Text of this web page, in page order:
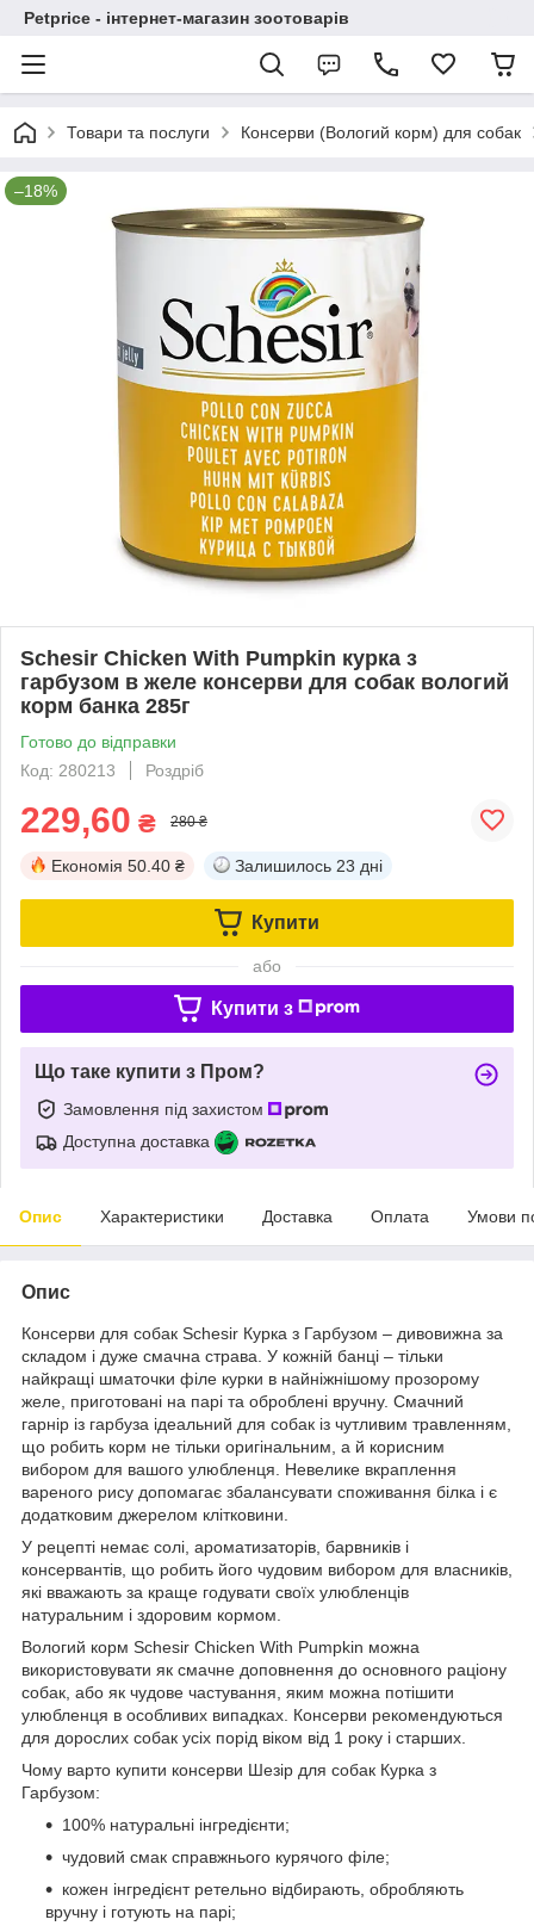
Petprice - інтернет-магазин зоотоварів
Товари та послуги Консерви (Вологий корм) для собак
–18%
Schesir Chicken With Pumpkin курка з
гарбузом в желе консерви для собак вологий
корм банка 285г
Готово до відправки
Код: 280213
Роздріб
229,60 ₴ 280 ₴
Економія 50.40 ₴ Залишилось 23 дні
Купити
або
Купити з
Що таке купити з Пром?
Замовлення під захистом
Доступна доставка
Опис Характеристики Доставка Оплата Умови
Опис
Консерви для собак Schesir Курка з Гарбузом – дивовижна за
складом і дуже смачна страва. У кожній банці – тільки
найкращі шматочки філе курки в найніжнішому прозорому
желе, приготовані на парі та оброблені вручну. Смачний
гарнір із гарбуза ідеальний для собак із чутливим травленням,
що робить корм не тільки оригінальним, а й корисним
вибором для вашого улюбленця. Невелике вкраплення
вареного рису допомагає збалансувати споживання білка і є
додатковим джерелом клітковини.
У рецепті немає солі, ароматизаторів, барвників і
консервантів, що робить його чудовим вибором для власників,
які вважають за краще годувати своїх улюбленців
натуральним і здоровим кормом.
Вологий корм Schesir Chicken With Pumpkin можна
використовувати як смачне доповнення до основного раціону
собак, або як чудове частування, яким можна потішити
улюбленця в особливих випадках. Консерви рекомендуються
для дорослих собак усіх порід віком від 1 року і старших.
Чому варто купити консерви Шезір для собак Курка з
Гарбузом:
100% натуральні інгредієнти;
чудовий смак справжнього курячого філе;
кожен інгредієнт ретельно відбирають, обробляють
вручну і готують на парі;